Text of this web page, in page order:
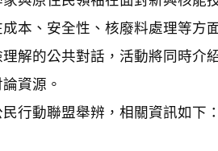
本、安全性、核廢料處理等方
解的公共對話，活動將同時介
資源。
行動聯盟舉辨，相關資訊如下